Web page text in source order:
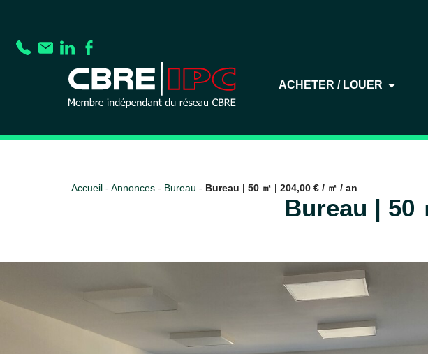
ACHETER / LOUER
Accueil - Annonces - Bureau - Bureau | 50 ㎡ | 204,00 € / ㎡ / an
Bureau | 50